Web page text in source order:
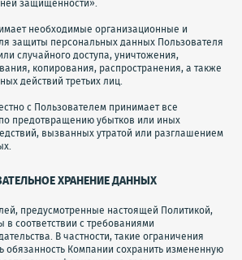
защищенности».
необходимые организационные и
защиты персональных данных Пользователя
случайного доступа, уничтожения,
копирования, распространения, а также
действий третьих лиц.
с Пользователем принимает все
предотвращению убытков или иных
вызванных утратой или разглашением
ХРАНЕНИЕ ДАННЫХ
предусмотренные настоящей Политикой,
в соответствии с требованиями
В частности, такие ограничения
обязанность Компании сохранить измененную